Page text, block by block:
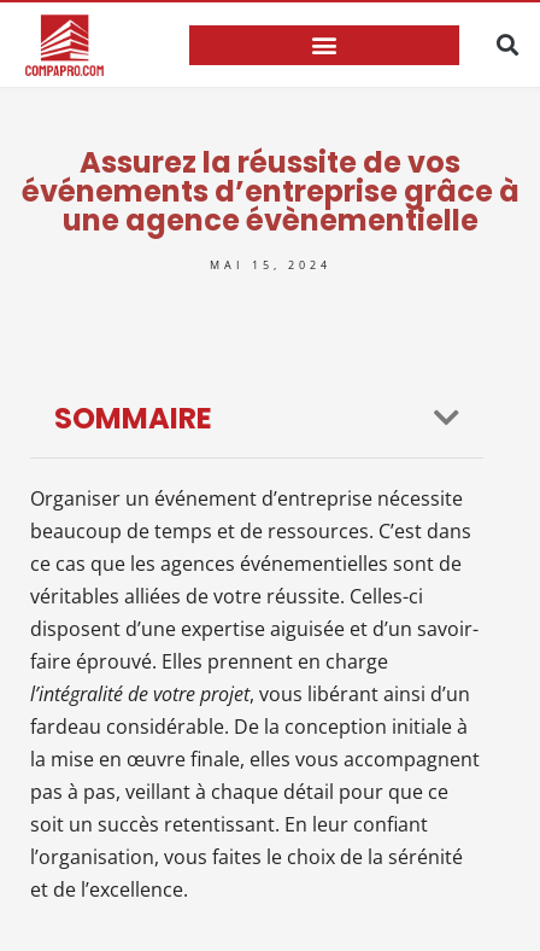
Assurez la réussite de vos
événements d’entreprise grâce à
une agence évènementielle
MAI 15, 2024
SOMMAIRE
Organiser un événement d’entreprise nécessite
beaucoup de temps et de ressources. C’est dans
ce cas que les agences événementielles sont de
véritables alliées de votre réussite. Celles-ci
disposent d’une expertise aiguisée et d’un savoir-
faire éprouvé. Elles prennent en charge
l’intégralité de votre projet, vous libérant ainsi d’un
fardeau considérable. De la conception initiale à
la mise en œuvre finale, elles vous accompagnent
pas à pas, veillant à chaque détail pour que ce
soit un succès retentissant. En leur confiant
l’organisation, vous faites le choix de la sérénité
et de l’excellence.